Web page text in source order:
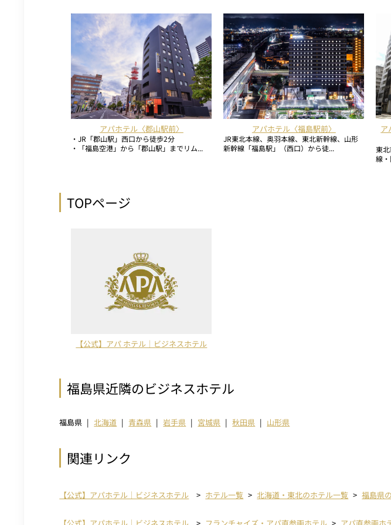
アパホテル〈郡山駅前〉
・JR「郡山駅」西口から徒歩2分
・「福島空港」から「郡山駅」までリム...
アパホテル〈福島駅前〉
JR東北本線、奥羽本線、東北新幹線、山形
新幹線「福島駅」（西口）から徒...
ア
東
線
TOPページ
【公式】アパ ホテル｜ビジネスホテル
福島県近隣のビジネスホテル
福島県 北海道 青森県 岩手県 宮城県 秋田県 山形県
関連リンク
【公式】アパホテル｜ビジネスホテル ホテル一覧 北海道・東北のホテル一覧 福島県